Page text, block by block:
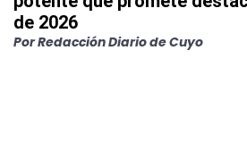
de 2026
PorRedacción Diario de Cuyo